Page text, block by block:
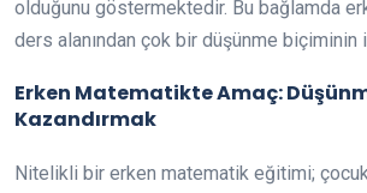
olduğunu göstermektedir. Bu bağlamda
ders alanından çok bir düşünme biçiminin
Erken Matematikte Amaç:
Kazandırmak
Nitelikli bir erken matematik eğitimi;